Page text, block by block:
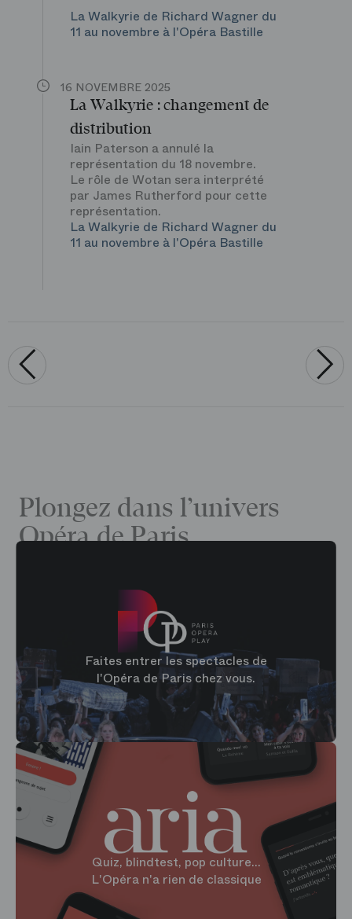
La Walkyrie de Richard Wagner du
11 au novembre à l'Opéra Bastille
16 NOVEMBRE 2025
La Walkyrie : changement de
distribution
Iain Paterson a annulé la
représentation du 18 novembre.
Le rôle de Wotan sera interprété
par James Rutherford pour cette
représentation.
La Walkyrie de Richard Wagner du
11 au novembre à l'Opéra Bastille
›
‹
Plongez dans l’univers
Opéra de Paris
Faites entrer les spectacles de
l'Opéra de Paris chez vous.
Quiz, blindtest, pop culture...
L'Opéra n'a rien de classique